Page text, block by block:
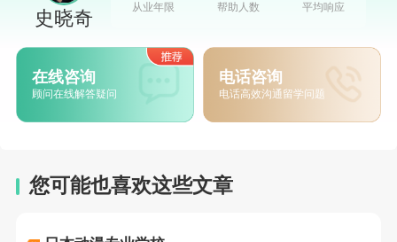
宗教系，神学院（圣心校区）社会科学系列：
社会福祉系，心理学系，社会学系，特殊教育
系管理系列：管理系，会计系国际法·政·经系
列：国际系，法学系，经济系，行政系
加图立大学综合指数排名较高，同时申请
史晓奇
从业年限
帮助人数
平均响应
在线咨询
顾问在线解答疑问
电话咨询
电话高效沟通留学问题
您可能也喜欢这些文章